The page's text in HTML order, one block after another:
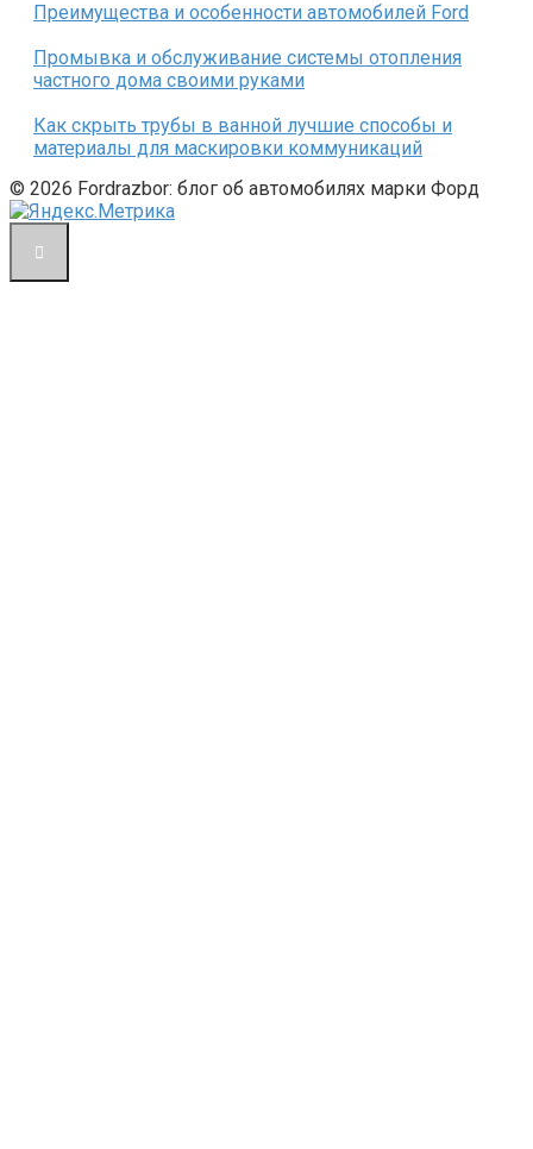
Преимущества и особенности автомобилей Ford
Промывка и обслуживание системы отопления
частного дома своими руками
Как скрыть трубы в ванной лучшие способы и
материалы для маскировки коммуникаций
© 2026 Fordrazbor: блог об автомобилях марки Форд